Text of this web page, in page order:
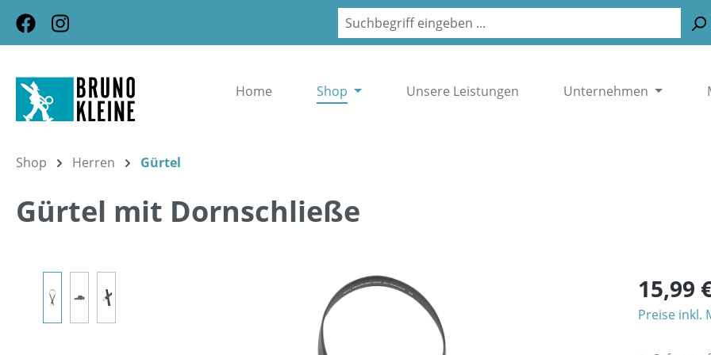
Hauptinhalt springen
Zur Suche springen
Zur Hauptnavigation springen
Home Shop Unsere Leistungen Unternehmen
Shop Herren Gürtel
Gürtel mit Dornschließe
15,99
Preise inkl.